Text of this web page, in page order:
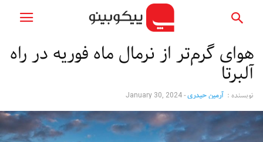
هوای گرم‌تر از نرمال ماه فوریه در راه
آلبرتا
نویسنده : آرمین حیدری-
January 30, 2024